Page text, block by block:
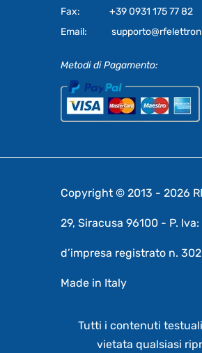
Fax:
+39 0931 175 77 82
Email:
Metodi di Pagamento:
Copyright © 2013 - 2026
29, Siracusa 96100 - P.
d’impresa registrato n.
Made in Italy
Tutti i contenuti
vietata qualsiasi